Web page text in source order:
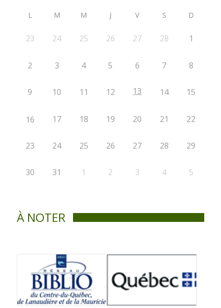
L M M J V S D
23 24 25 26 27 28 1
2 3 4 5 6 7 8
9 10 11 12 13 14 15
16 17 18 19 20 21 22
23 24 25 26 27 28 29
30 31 1 2 3 4 5
À NOTER